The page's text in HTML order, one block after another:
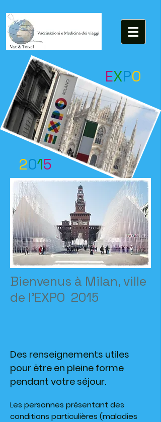
EXPO
2015
Bienvenus à Milan, ville
de l’EXPO 2015
Des renseignements utiles
pour être en pleine forme
pendant votre séjour.
Les personnes présentant des
conditions particulières (maladies